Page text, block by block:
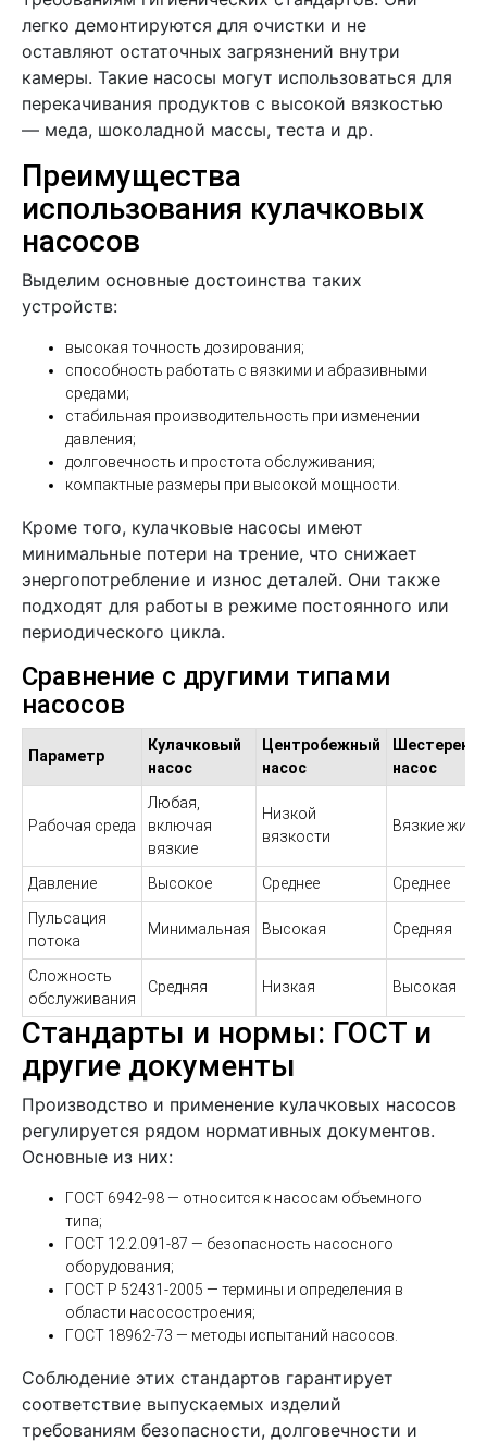
легко демонтируются для очистки и не
оставляют остаточных загрязнений внутри
камеры. Такие насосы могут использоваться для
перекачивания продуктов с высокой вязкостью
— меда, шоколадной массы, теста и др.
Преимущества
использования кулачковых
насосов
Выделим основные достоинства таких
устройств:
высокая точность дозирования;
способность работать с вязкими и абразивными
средами;
стабильная производительность при изменении
давления;
долговечность и простота обслуживания;
компактные размеры при высокой мощности.
Кроме того, кулачковые насосы имеют
минимальные потери на трение, что снижает
энергопотребление и износ деталей. Они также
подходят для работы в режиме постоянного или
периодического цикла.
Сравнение с другими типами
насосов
Параметр
Кулачковый
насос
Центробежный
насос
насос
Рабочая среда
Любая,
включая
вязкие
Низкой
вязкости
Вязкие
Давление Высокое Среднее
Среднее
Пульсация
потока
Минимальная Высокая Средняя
Сложность
обслуживания
Средняя Низкая Высокая
Стандарты и нормы: ГОСТ и
другие документы
Производство и применение кулачковых насосов
регулируется рядом нормативных документов.
Основные из них:
ГОСТ 6942-98 — относится к насосам объемного
типа;
ГОСТ 12.2.091-87 — безопасность насосного
оборудования;
ГОСТ Р 52431-2005 — термины и определения в
области насосостроения;
ГОСТ 18962-73 — методы испытаний насосов.
Соблюдение этих стандартов гарантирует
соответствие выпускаемых изделий
требованиям безопасности, долговечности и